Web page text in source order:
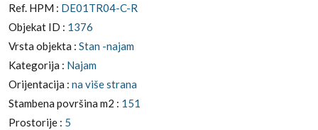
Ref. HPM : DE01TR04-C-R
Objekat ID : 1376
Vrsta objekta : Stan -najam
Kategorija : Najam
Orijentacija : na više strana
Stambena površina m2 : 151
Prostorije : 5